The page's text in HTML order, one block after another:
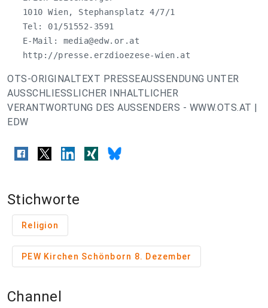
   1010 Wien, Stephansplatz 4/7/1
   Tel: 01/51552-3591
   E-Mail:
media@edw.or.at
   http://presse.erzdioezese-wien.at
OTS-ORIGINALTEXT PRESSEAUSSENDUNG UNTER
AUSSCHLIESSLICHER INHALTLICHER
VERANTWORTUNG DES AUSSENDERS - WWW.OTS.AT |
EDW
Stichworte
Religion
PEW Kirchen Schönborn 8. Dezember
Channel